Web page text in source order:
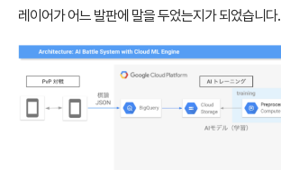
레이어가 어느 발판에 말을 두었는지가 되었습니다.